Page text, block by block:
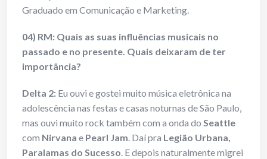
Graduado em Comunicação e Marketing.
04) RM: Quais as suas influências musicais no
passado e no presente. Quais deixaram de ter
importância?
Delta 2: Eu ouvi e gostei muito música eletrônica na
adolescência nas festas e casas noturnas de São Paulo,
mas ouvi muito rock também com a onda do Seattle
com Nirvana e Pearl Jam. Daí pra Legião Urbana,
Paralamas do Sucesso. E depois naturalmente migrei